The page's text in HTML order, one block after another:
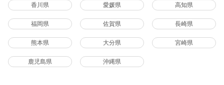
香川県 愛媛県 高知県
福岡県 佐賀県 長崎県
熊本県 大分県 宮崎県
鹿児島県 沖縄県